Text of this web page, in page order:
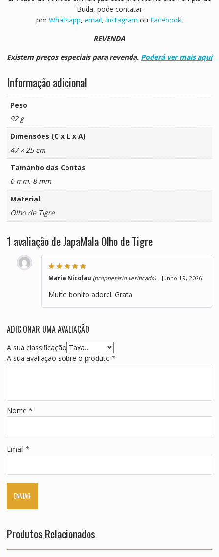
Buda, pode contatar
por Whatsapp, email, Instagram ou Facebook.
REVENDA
Existem preços especiais para revenda. Poderá ver mais aqui
Informação adicional
Peso
92 g
Dimensões (C x L x A)
47 × 25 cm
Tamanho das Contas
6 mm, 8 mm
Material
Olho de Tigre
1 avaliação deJapaMala Olho de Tigre
Avaliação5
de
5
Maria Nicolau (proprietário verificado) – Junho 19, 2026
Muito bonito adorei. Grata
ADICIONAR UMA AVALIAÇÃO
A sua classificação
A sua avaliação sobre o produto *
Nome *
Email *
Produtos Relacionados